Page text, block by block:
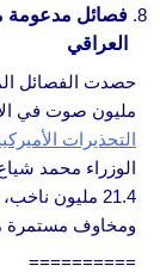
فصائل مدعومة
العراقي
مليون صوت في
التحذيرات
21.4 مليون
ومخاوف مستمرة
==========